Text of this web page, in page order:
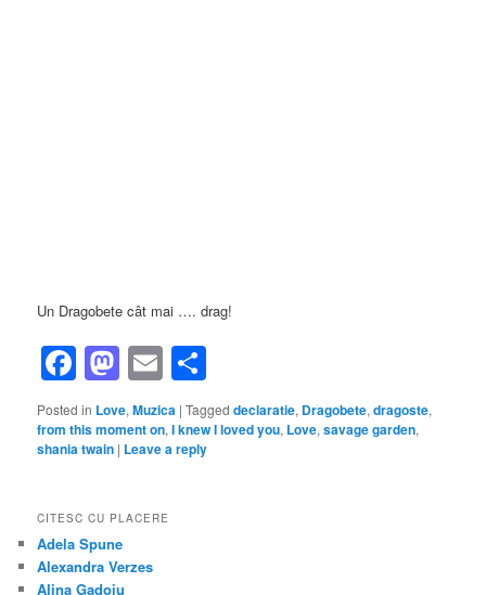
Un Dragobete cât mai …. drag!
Facebook
Mastodon
Email
Posted in Love,Muzica |Tagged declaratie, Dragobete,dragoste,
from this moment on,I knew I loved you, Love,savage garden,
shania twain | Leave a reply
CITESC CU PLACERE
Adela Spune
Alexandra Verzes
Alina Gadoiu